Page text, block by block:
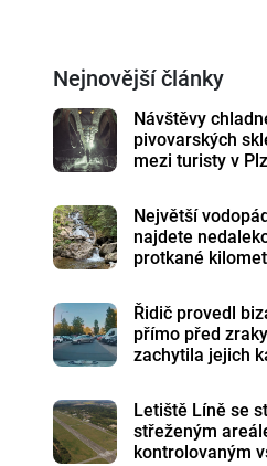
Nejnovější články
Návštěvy
pivovarských
mezi turisty v
Největší
najdete
protkané
Řidič provedl
přímo před
zachytila jejich
Letiště Líně se
střeženým
kontrolovaným